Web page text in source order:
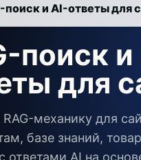
поиск и AI-ответы для
поиск
для
механику для
базе знаний,
ответами AI на